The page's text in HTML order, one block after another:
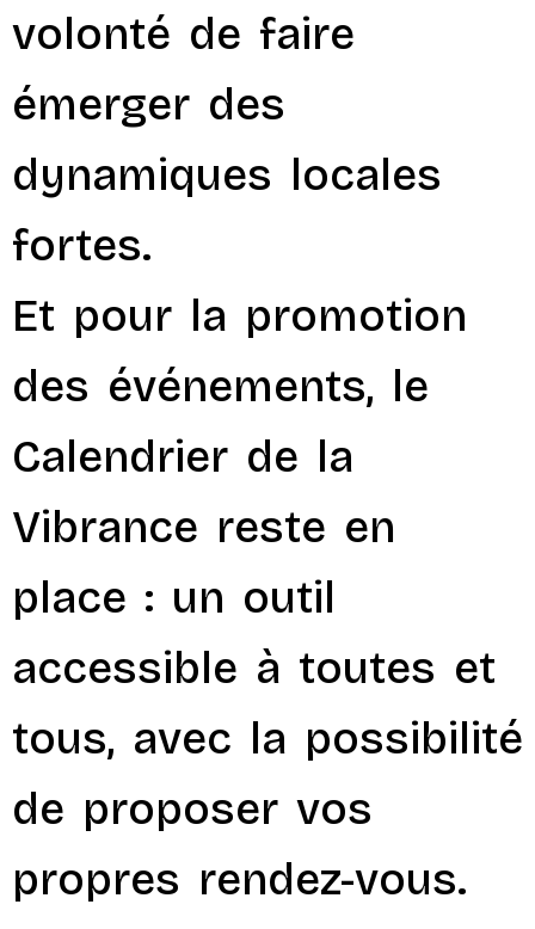
volonté de faire
émerger des
dynamiques locales
fortes.
Et pour la promotion
des événements, le
Calendrier de la
Vibrance reste en
place : un outil
accessible à toutes et
tous, avec la possibilité
de proposer vos
propres rendez-vous.